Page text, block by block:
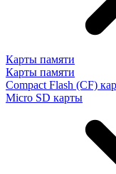
Карты памяти
Карты памяти
Compact Flash (CF)
Micro SD карты